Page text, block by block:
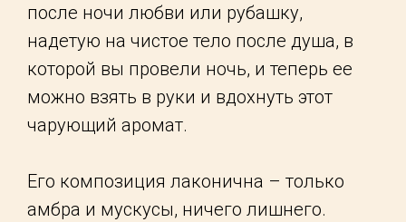
после ночи любви или рубашку,
надетую на чистое тело после душа, в
которой вы провели ночь, и теперь ее
можно взять в руки и вдохнуть этот
чарующий аромат.
Его композиция лаконична – только
амбра и мускусы, ничего лишнего.